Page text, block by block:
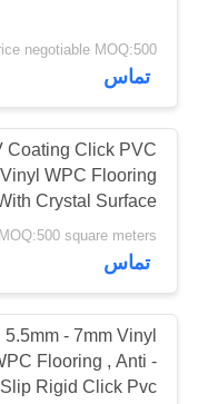
کفپوش
کلیک
37
15
تماس
Coating Click PVC
Vinyl WPC Flooring
Crystal Surface
7mm Thickness
تماس
5.5mm - 7mm Vinyl
Flooring , Anti -
Slip Rigid Click Pvc